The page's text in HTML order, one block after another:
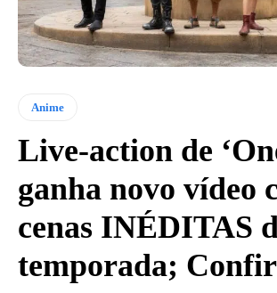
Anime
Live-action de
ganha novo vídeo
cenas INÉDITAS
temporada;